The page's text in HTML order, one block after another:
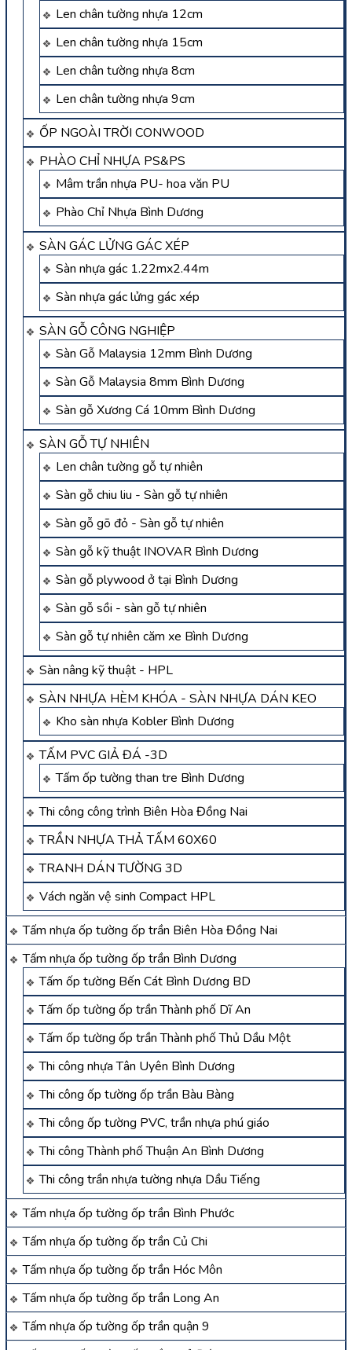
Len chân tường nhựa 12cm
Len chân tường nhựa 15cm
Len chân tường nhựa 8cm
Len chân tường nhựa 9cm
ỐP NGOÀI TRỜI CONWOOD
PHÀO CHỈ NHỰA PS&PS
Mâm trần nhựa PU- hoa văn PU
Phào Chỉ Nhựa Bình Dương
SÀN GÁC LỬNG GÁC XÉP
Sàn nhựa gác 1.22mx2.44m
Sàn nhựa gác lửng gác xép
SÀN GỖ CÔNG NGHIỆP
Sàn Gỗ Malaysia 12mm Bình Dương
Sàn Gỗ Malaysia 8mm Bình Dương
Sàn gỗ Xương Cá 10mm Bình Dương
SÀN GỖ TỰ NHIÊN
Len chân tường gỗ tự nhiên
Sàn gỗ chiu liu - Sàn gỗ tự nhiên
Sàn gỗ gõ đỏ - Sàn gỗ tự nhiên
Sàn gỗ kỹ thuật INOVAR Bình Dương
Sàn gỗ plywood ở tại Bình Dương
Sàn gỗ sồi - sàn gỗ tự nhiên
Sàn gỗ tự nhiên căm xe Bình Dương
Sàn nâng kỹ thuật - HPL
SÀN NHỰA HÈM KHÓA - SÀN NHỰA DÁN KEO
Kho sàn nhựa Kobler Bình Dương
TẤM PVC GIẢ ĐÁ -3D
Tấm ốp tường than tre Bình Dương
Thi công công trình Biên Hòa Đồng Nai
TRẦN NHỰA THẢ TẤM 60X60
TRANH DÁN TƯỜNG 3D
Vách ngăn vệ sinh Compact HPL
Tấm nhựa ốp tường ốp trần Biên Hòa Đồng Nai
Tấm nhựa ốp tường ốp trần Bình Dương
Tấm ốp tường Bến Cát Bình Dương BD
Tấm ốp tường ốp trần Thành phố Dĩ An
Tấm ốp tường ốp trần Thành phố Thủ Dầu Một
Thi công nhựa Tân Uyên Bình Dương
Thi công ốp tường ốp trần Bàu Bàng
Thi công ốp tường PVC, trần nhựa phú giáo
Thi công Thành phố Thuận An Bình Dương
Thi công trần nhựa tường nhựa Dầu Tiếng
Tấm nhựa ốp tường ốp trần Bình Phước
Tấm nhựa ốp tường ốp trần Củ Chi
Tấm nhựa ốp tường ốp trần Hóc Môn
Tấm nhựa ốp tường ốp trần Long An
Tấm nhựa ốp tường ốp trần quận 9